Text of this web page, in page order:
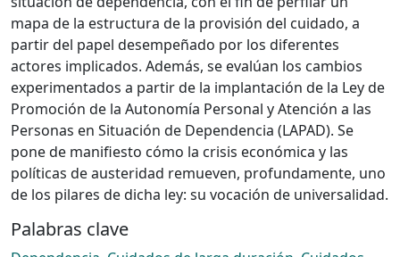
mapa de la estructura de la provisión del cuidado, a
partir del papel desempeñado por los diferentes
actores implicados. Además, se evalúan los cambios
experimentados a partir de la implantación de la Ley de
Promoción de la Autonomía Personal y Atención a las
Personas en Situación de Dependencia (LAPAD). Se
pone de manifiesto cómo la crisis económica y las
políticas de austeridad remueven, profundamente, uno
de los pilares de dicha ley: su vocación de universalidad.
Palabras clave